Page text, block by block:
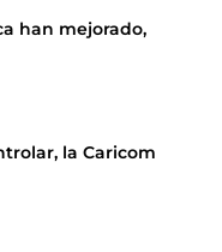
han mejorado,
la Caricom